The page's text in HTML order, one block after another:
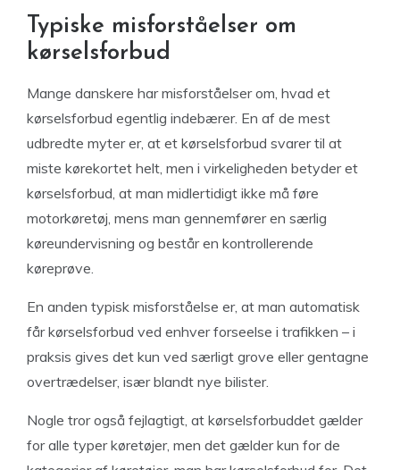
Typiske misforståelser om
kørselsforbud
Mange danskere har misforståelser om, hvad et
kørselsforbud egentlig indebærer. En af de mest
udbredte myter er, at et kørselsforbud svarer til at
miste kørekortet helt, men i virkeligheden betyder et
kørselsforbud, at man midlertidigt ikke må føre
motorkøretøj, mens man gennemfører en særlig
køreundervisning og består en kontrollerende
køreprøve.
En anden typisk misforståelse er, at man automatisk
får kørselsforbud ved enhver forseelse i trafikken – i
praksis gives det kun ved særligt grove eller gentagne
overtrædelser, især blandt nye bilister.
Nogle tror også fejlagtigt, at kørselsforbuddet gælder
for alle typer køretøjer, men det gælder kun for de